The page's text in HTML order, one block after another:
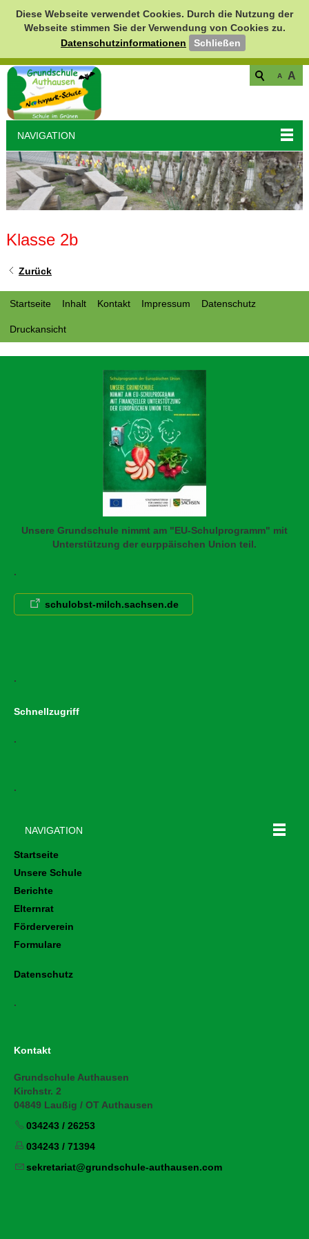
Diese Webseite verwendet Cookies. Durch die Nutzung der
Webseite stimmen Sie der Verwendung von Cookies zu.
Datenschutzinformationen
Schließen
A A
NAVIGATION
Klasse 2b
Zurück
Startseite Inhalt Kontakt Impressum Datenschutz
Druckansicht
Unsere Grundschule nimmt am "EU-Schulprogramm" mit
Unterstützung der eurppäischen Union teil.
.
schulobst-milch.sachsen.de
.
Schnellzugriff
.
.
NAVIGATION
Startseite
Unsere Schule
Berichte
Elternrat
Förderverein
Formulare
Datenschutz
.
Kontakt
Grundschule Authausen
Kirchstr. 2
04849 Laußig / OT Authausen
034243 / 26253
034243 / 71394
s
kr t r t gr ndsch l - th s n c m